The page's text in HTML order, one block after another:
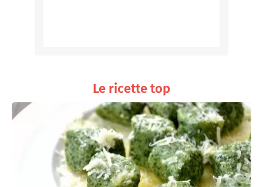
Le ricette top